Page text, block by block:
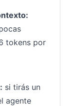
tokens por
si tirás un
agente